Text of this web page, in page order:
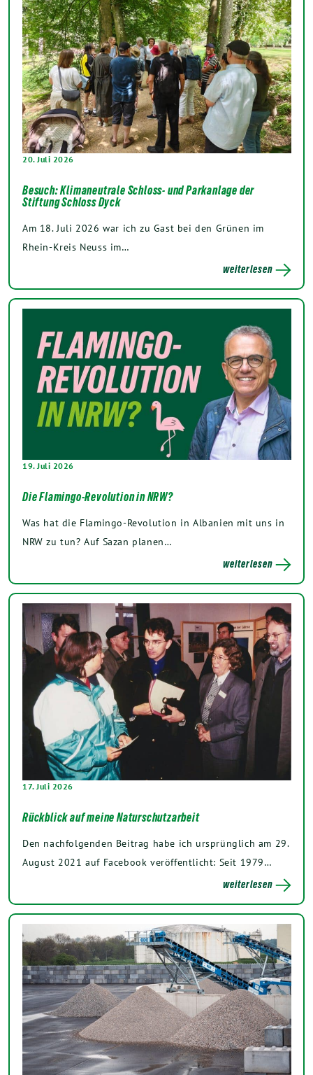
20. Juli 2026
Besuch: Klimaneutrale Schloss- und Parkanlage der
Stiftung Schloss Dyck
Am 18. Juli 2026 war ich zu Gast bei den Grünen im
Rhein-Kreis Neuss im…
weiterlesen
19. Juli 2026
Die Flamingo-Revolution in NRW?
Was hat die Flamingo-Revolution in Albanien mit uns in
NRW zu tun? Auf Sazan planen…
weiterlesen
17. Juli 2026
Rückblick auf meine Naturschutzarbeit
Den nachfolgenden Beitrag habe ich ursprünglich am 29.
August 2021 auf Facebook veröffentlicht: Seit 1979…
weiterlesen